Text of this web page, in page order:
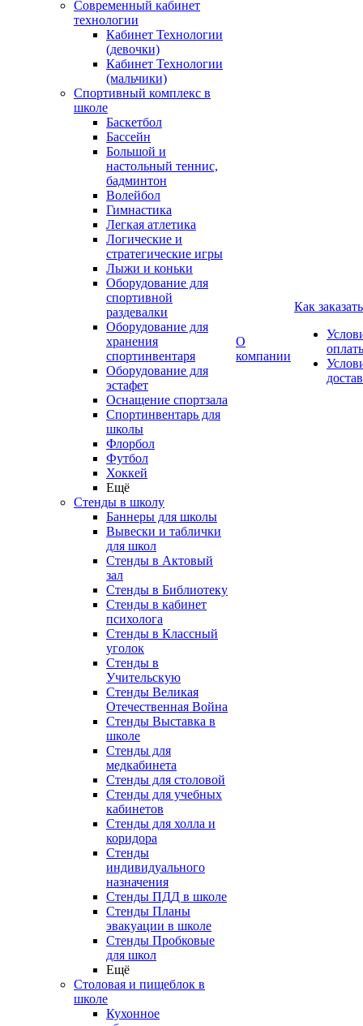
Современный кабинет
технологии
Кабинет Технологии
(девочки)
Кабинет Технологии
(мальчики)
Спортивный комплекс в
школе
Баскетбол
Бассейн
Большой и
настольный теннис,
бадминтон
Волейбол
Гимнастика
Легкая атлетика
Логические и
стратегические игры
Лыжи и коньки
Оборудование для
спортивной
раздевалки
Оборудование для
хранения
спортинвентаря
Оборудование для
эстафет
Оснащение спортзала
Спортинвентарь для
школы
Флорбол
Футбол
Хоккей
Ещё
Стенды в школу
Баннеры для школы
Вывески и таблички
для школ
Стенды в Актовый
зал
Стенды в Библиотеку
Стенды в кабинет
психолога
Стенды в Классный
уголок
Стенды в
Учительскую
Стенды Великая
Отечественная Война
Стенды Выставка в
школе
Стенды для
медкабинета
Стенды для столовой
Стенды для учебных
кабинетов
Стенды для холла и
коридора
Стенды
индивидуального
назначения
Стенды ПДД в школе
Стенды Планы
эвакуации в школе
Стенды Пробковые
для школ
Ещё
Столовая и пищеблок в
школе
Кухонное
О
компании
Как